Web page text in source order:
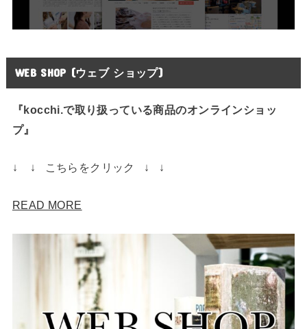
WEB SHOP (ウェブ ショップ)
『kocchi.で取り扱っている商品のオンラインショッ
プ』
↓ ↓ こちらをクリック ↓ ↓
READ MORE